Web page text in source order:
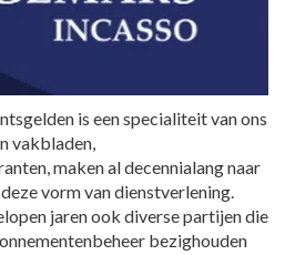
is een specialiteit van ons
vakbladen,
maken al decennialang naar
vorm van dienstverlening.
jaren ook diverse partijen die
bezighouden